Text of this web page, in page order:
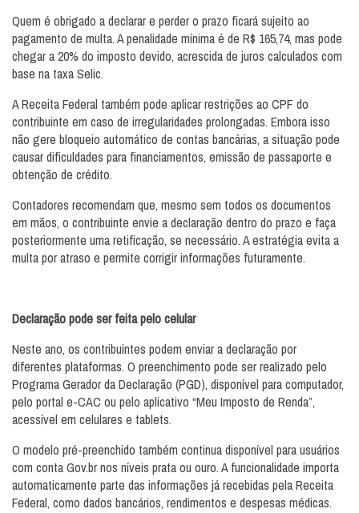
Quem é obrigado a declarar e perder o prazo ficará sujeito ao
pagamento de multa. A penalidade mínima é de R$ 165,74, mas pode
chegar a 20% do imposto devido, acrescida de juros calculados com
base na taxa Selic.
A Receita Federal também pode aplicar restrições ao CPF do
contribuinte em caso de irregularidades prolongadas. Embora isso
não gere bloqueio automático de contas bancárias, a situação pode
causar dificuldades para financiamentos, emissão de passaporte e
obtenção de crédito.
Contadores recomendam que, mesmo sem todos os documentos
em mãos, o contribuinte envie a declaração dentro do prazo e faça
posteriormente uma retificação, se necessário. A estratégia evita a
multa por atraso e permite corrigir informações futuramente.
Declaração pode ser feita pelo celular
Neste ano, os contribuintes podem enviar a declaração por
diferentes plataformas. O preenchimento pode ser realizado pelo
Programa Gerador da Declaração (PGD), disponível para computador,
pelo portal e-CAC ou pelo aplicativo “Meu Imposto de Renda”,
acessível em celulares e tablets.
O modelo pré-preenchido também continua disponível para usuários
com conta Gov.br nos níveis prata ou ouro. A funcionalidade importa
automaticamente parte das informações já recebidas pela Receita
Federal, como dados bancários, rendimentos e despesas médicas.